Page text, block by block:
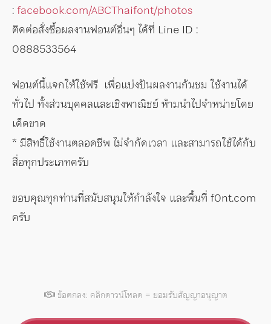
:facebook.com/ABCThaifont/photos
ติดต่อสั่งซื้อผลงานฟอนต์อื่นๆ ได้ที่ Line ID :
0888533564
ฟอนต์นี้แจกให้ใช้ฟรี เพื่อแบ่งปันผลงานกันชม ใช้งานได้
ทั่วไป ทั้งส่วนบุคคลและเชิงพาณิชย์ ห้ามนำไปจำหน่ายโดย
เด็ดขาด
* มีสิทธิ์ใช้งานตลอดชีพ ไม่จำกัดเวลา และสามารถใช้ได้กับ
สื่อทุกประเภทครับ
ขอบคุณทุกท่านที่สนับสนุนให้กำลังใจ และพื้นที่ f0nt.com
ครับ
ข้อตกลง: คลิกดาวน์โหลด = ยอมรับสัญญาอนุญาต